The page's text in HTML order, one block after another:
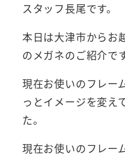
スタッフ長尾です。
本日は大津市からお
のメガネのご紹介です
現在お使いのフレー
っとイメージを変え
た。
現在お使いのフレー